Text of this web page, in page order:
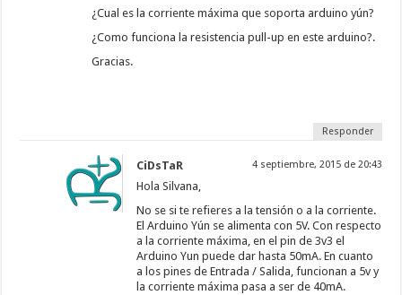
¿Cual es la corriente máxima que soporta arduino yún?
¿Como funciona la resistencia pull-up en este arduino?.
Gracias.
Responder
CiDsTaR 4 septiembre, 2015 de 20:43
Hola Silvana,
No se si te refieres a la tensión o a la corriente.
El Arduino Yún se alimenta con 5V. Con respecto
a la corriente máxima, en el pin de 3v3 el
Arduino Yun puede dar hasta 50mA. En cuanto
a los pines de Entrada / Salida, funcionan a 5v y
la corriente máxima pasa a ser de 40mA.